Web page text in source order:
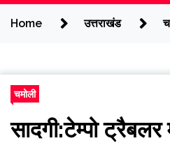
Home उत्तराखंड
चमोली
सादगी:टेम्पो